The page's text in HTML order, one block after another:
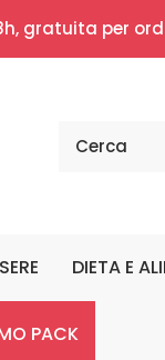
gratuita per
DIETA E
PACK